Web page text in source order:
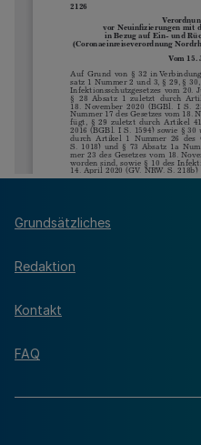
Grundsätzliches
Redaktion
Kontakt
FAQ